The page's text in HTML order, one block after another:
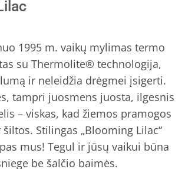
1995 m. vaikų mylimas termo
su Thermolite® technologija,
ir neleidžia drėgmei įsigerti.
tampri juosmens juosta, ilgesnis
– viskas, kad žiemos pramogos
Stilingas „Blooming Lilac“
mus! Tegul ir jūsų vaikui būna
be šalčio baimės.